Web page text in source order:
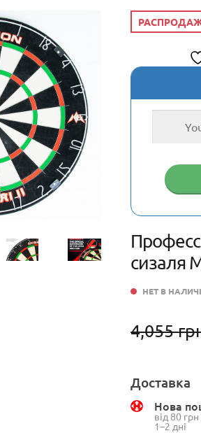
сизаля
4,055
НЕТ В
Доставка
Нова
від 80
1–2 дні